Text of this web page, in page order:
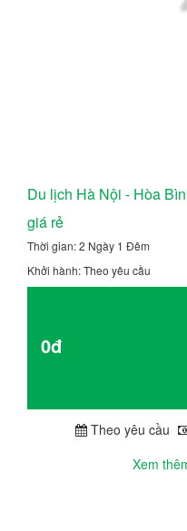
Du lịch Hà Nội - Hòa
giá rẻ
Thời gian: 2 Ngày 1 Đêm
Khởi hành: Theo yêu cầu
0đ
Theo yêu cầu
Xem